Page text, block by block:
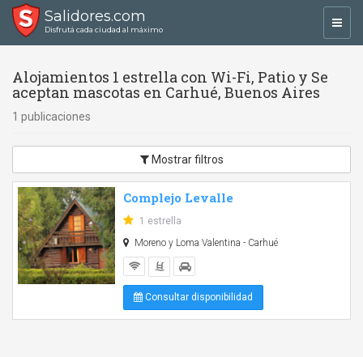
Salidores.com
Disfrutá cada ciudad al máximo
Alojamientos 1 estrella con Wi-Fi, Patio y Se
aceptan mascotas en Carhué, Buenos Aires
1 publicaciones
Mostrar filtros
Complejo Levalle
1 estrella
Moreno y Loma Valentina - Carhué
Consultar disponibilidad